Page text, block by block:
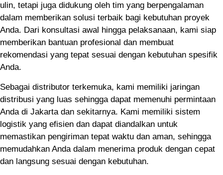
ulin, tetapi juga didukung oleh tim yang berpengalaman
dalam memberikan solusi terbaik bagi kebutuhan proyek
Anda. Dari konsultasi awal hingga pelaksanaan, kami siap
memberikan bantuan profesional dan membuat
rekomendasi yang tepat sesuai dengan kebutuhan spesifik
Anda.
Sebagai distributor terkemuka, kami memiliki jaringan
distribusi yang luas sehingga dapat memenuhi permintaan
Anda di Jakarta dan sekitarnya. Kami memiliki sistem
logistik yang efisien dan dapat diandalkan untuk
memastikan pengiriman tepat waktu dan aman, sehingga
memudahkan Anda dalam menerima produk dengan cepat
dan langsung sesuai dengan kebutuhan.